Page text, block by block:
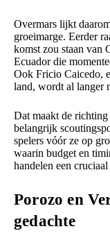
Overmars lijkt
groeimarge. Eerder
komst zou staan van
Ecuador die
Ook Fricio Caicedo,
land, wordt al langer
Dat maakt de
belangrijk
spelers vóór ze op
waarin budget en
handelen een
Porozo en
gedachte